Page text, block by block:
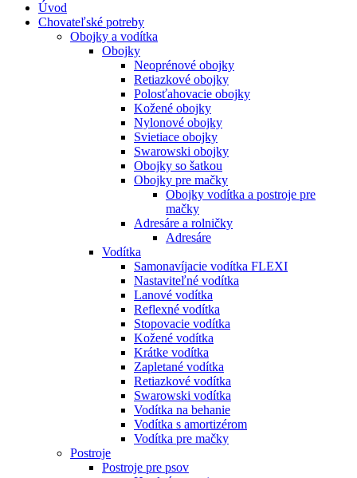
Úvod
Chovateľské potreby
Obojky a vodítka
Obojky
Neoprénové obojky
Retiazkové obojky
Polosťahovacie obojky
Kožené obojky
Nylonové obojky
Svietiace obojky
Swarowski obojky
Obojky so šatkou
Obojky pre mačky
Obojky vodítka a postroje pre
mačky
Adresáre a rolničky
Adresáre
Vodítka
Samonavíjacie vodítka FLEXI
Nastaviteľné vodítka
Lanové vodítka
Reflexné vodítka
Stopovacie vodítka
Kožené vodítka
Krátke vodítka
Zapletané vodítka
Retiazkové vodítka
Swarowski vodítka
Vodítka na behanie
Vodítka s amortizérom
Vodítka pre mačky
Postroje
Postroje pre psov